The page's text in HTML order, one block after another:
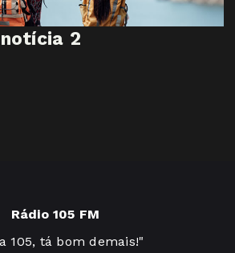
2
Rádio 105 FM
105, tá bom demais!"